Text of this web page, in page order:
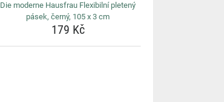
Die moderne Hausfrau Flexibilní pletený
pásek, černý, 105 x 3 cm
179 Kč